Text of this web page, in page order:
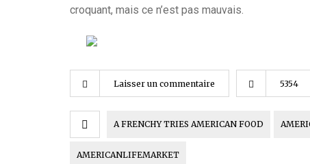
croquant, mais ce n’est pas mauvais.
Laisser un commentaire 5354
A FRENCHY TRIES AMERICAN FOOD
AMERICANLIFEMARKET